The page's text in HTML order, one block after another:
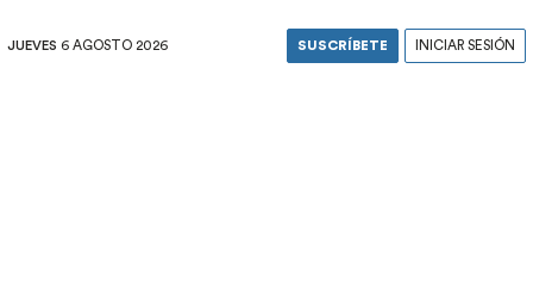
JUEVES 6 AGOSTO 2026 SUSCRÍBETE INICIAR SESIÓN